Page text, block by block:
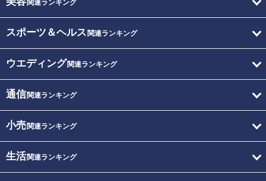
関連ランキング
スポーツ＆ヘルス 関連ランキング
ウエディング関連ランキング
通信関連ランキング
小売関連ランキング
生活関連ランキング